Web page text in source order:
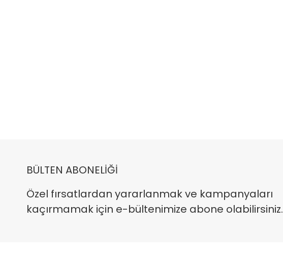
BÜLTEN ABONELİĞİ
Özel fırsatlardan yararlanmak ve kampanyaları
kaçırmamak için e-bültenimize abone olabilirsiniz.